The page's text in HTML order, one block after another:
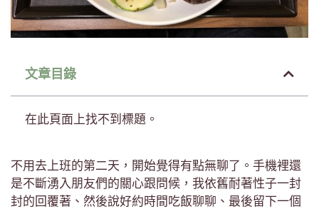
文章目錄
在此頁面上找不到標題。
不用去上班的第二天，開始覺得有點無聊了。手機裡還
是不斷湧入朋友們的關心跟問候，我依舊耐著性子一封
封的回覆著、然後說好約時間吃飯聊聊、最後留下一個